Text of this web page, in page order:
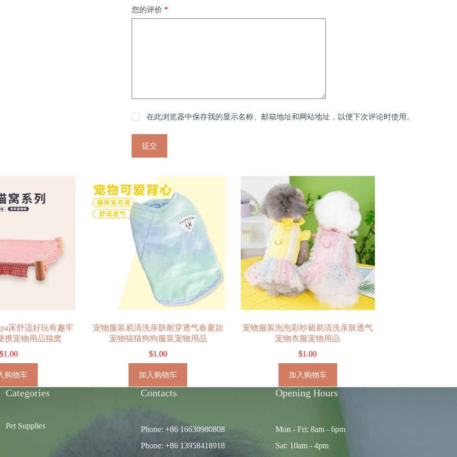
您的评价 *
在此浏览器中保存我的显示名称、邮箱地址和网站地址，以便下次评论时使用。
提交
床舒适好玩有趣牢
携宠物用品猫窝
1.00
购物车
宠物服装易清洗亲肤耐穿透气春夏款
宠物猫猫狗狗服装宠物用品
$1.00
加入购物车
宠物服装泡泡彩纱裙易清洗亲肤透气
宠物衣服宠物用品
$1.00
加入购物车
Categories
Pet Supplies
Contacts
Phone: +86 16630980808
Phone: +86 13958418918
Opening Hours
Mon - Fri: 8am - 6pm
Sat: 10am - 4pm